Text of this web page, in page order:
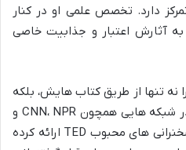
دارد. تخصص علمی او در کنار
به آثارش اعتبار و جذابیت خاصی
تنها از طریق کتاب هایش، بلکه
در قالب برنامه های تلویزیونی در شبکه هایی همچون CNN، NPR و
The Dr. Oz Show و همچنین سخنرانی های محبوب TED ارائه کرده